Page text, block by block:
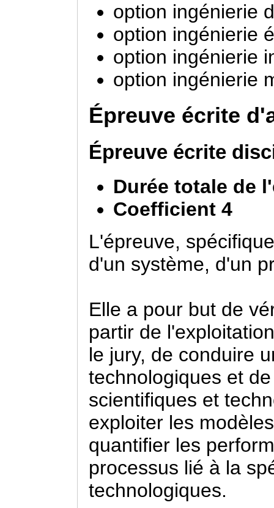
option ingénierie
option ingénierie
option ingénierie
option ingénierie
Épreuve écrite
Épreuve écrite
Durée totale de
Coefficient 4
L'épreuve,
d'un système, d'un
Elle a pour but de
partir de
le jury, de conduire
technologiques et
scientifiques et
exploiter les
quantifier les
processus lié à la
technologiques.